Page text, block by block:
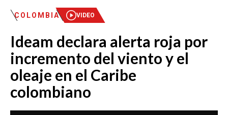
MAÑANA EXPRESS
EMISIÓN 12:30 PM
EMISIÓN 7:00 PM
EMISIÓN 11:30 PM
COLOMBIA VIDEO
Ideam declara alerta roja por
incremento del viento y el
oleaje en el Caribe
colombiano